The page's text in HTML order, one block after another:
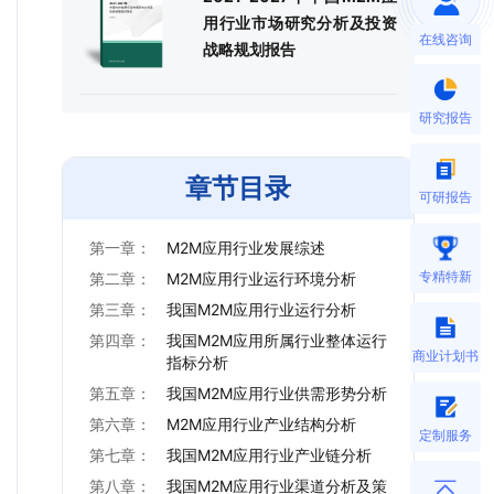
用行业市场研究分析及投资
战略规划报告
章节目录
第一章：
M2M应用行业发展综述
第二章：
M2M应用行业运行环境分析
第三章：
我国M2M应用行业运行分析
第四章：
我国M2M应用所属行业整体运行
指标分析
第五章：
我国M2M应用行业供需形势分析
第六章：
M2M应用行业产业结构分析
第七章：
我国M2M应用行业产业链分析
第八章：
我国M2M应用行业渠道分析及策
在线咨询
研究报告
可研报告
专精特新
商业计划书
定制服务